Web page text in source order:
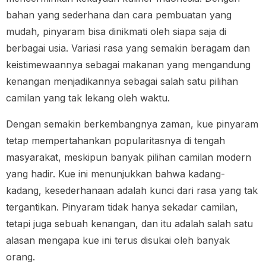
bahan yang sederhana dan cara pembuatan yang
mudah, pinyaram bisa dinikmati oleh siapa saja di
berbagai usia. Variasi rasa yang semakin beragam dan
keistimewaannya sebagai makanan yang mengandung
kenangan menjadikannya sebagai salah satu pilihan
camilan yang tak lekang oleh waktu.
Dengan semakin berkembangnya zaman, kue pinyaram
tetap mempertahankan popularitasnya di tengah
masyarakat, meskipun banyak pilihan camilan modern
yang hadir. Kue ini menunjukkan bahwa kadang-
kadang, kesederhanaan adalah kunci dari rasa yang tak
tergantikan. Pinyaram tidak hanya sekadar camilan,
tetapi juga sebuah kenangan, dan itu adalah salah satu
alasan mengapa kue ini terus disukai oleh banyak
orang.